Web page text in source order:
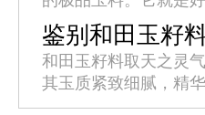
羊油)一样的玉石，玉
疆和田玉为贵，和田
尊为玉中极品，羊脂
鉴别和田玉籽
面
和田玉籽料取天之灵
其玉质紧致细腻，精
暇、体态滋润。上等